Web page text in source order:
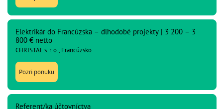
Elektrikár do Francúzska – dlhodobé projekty | 3 200 – 3
800 € netto
CHRISTAL s. r. o., Francúzsko
Pozri ponuku
Referent/ka účtovníctva